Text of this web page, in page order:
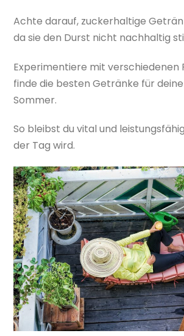
Achte darauf, zuckerhaltige
da sie den Durst nicht nachhaltig
Experimentiere mit verschiedenen
finde die besten Getränke für
Sommer.
So bleibst du vital und
der Tag wird.